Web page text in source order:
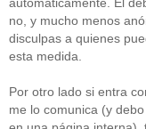
no, y mucho menos
disculpas a quienes
esta medida.
Por otro lado si entra
me lo comunica (y